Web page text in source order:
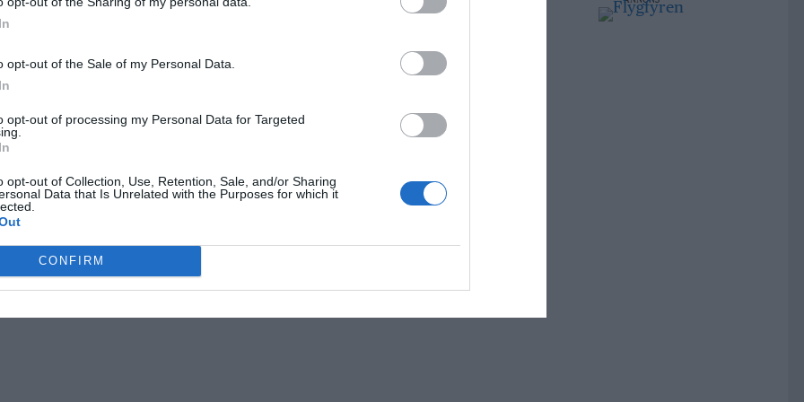
opt-out of the Sale of my Personal Data.
opt-out of processing my Personal Data for Targeted
opt-out of Collection, Use, Retention, Sale, and/or Sharing
Data that Is Unrelated with the Purposes for which it
CONFIRM